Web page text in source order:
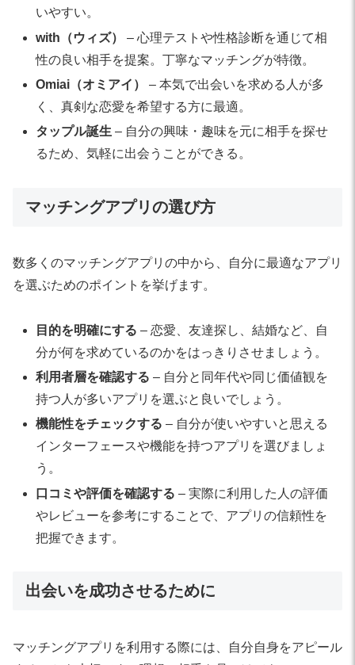
いやすい。
with（ウィズ）
– 心理テストや性格診断を通じて相
性の良い相手を提案。丁寧なマッチングが特徴。
Omiai（オミアイ）
– 本気で出会いを求める人が多
く、真剣な恋愛を希望する方に最適。
タップル誕生 – 自分の興味・趣味を元に相手を探せ
るため、気軽に出会うことができる。
マッチングアプリの選び方
数多くのマッチングアプリの中から、自分に最適なアプリ
を選ぶためのポイントを挙げます。
目的を明確にする – 恋愛、友達探し、結婚など、自
分が何を求めているのかをはっきりさせましょう。
利用者層を確認する – 自分と同年代や同じ価値観を
持つ人が多いアプリを選ぶと良いでしょう。
機能性をチェックする – 自分が使いやすいと思える
インターフェースや機能を持つアプリを選びましょ
う。
口コミや評価を確認する – 実際に利用した人の評価
やレビューを参考にすることで、アプリの信頼性を
把握できます。
出会いを成功させるために
マッチングアプリを利用する際には、自分自身をアピール